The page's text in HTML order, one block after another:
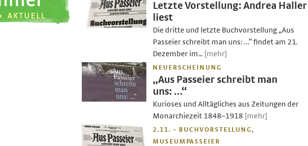
Letzte Vorstellung: Andrea Haller
liest
Die dritte und letzte Buchvorstellung „Aus
Passeier schreibt man uns: …“ findet am 21.
Dezember im... [mehr]
NEUERSCHEINUNG
„Aus Passeier schreibt man
uns: …“
Kurioses und Alltägliches aus Zeitungen der
Monarchiezeit 1848–1918 [mehr]
2.11. – BUCHVORSTELLUNG,
MUSEUMPASSEIER